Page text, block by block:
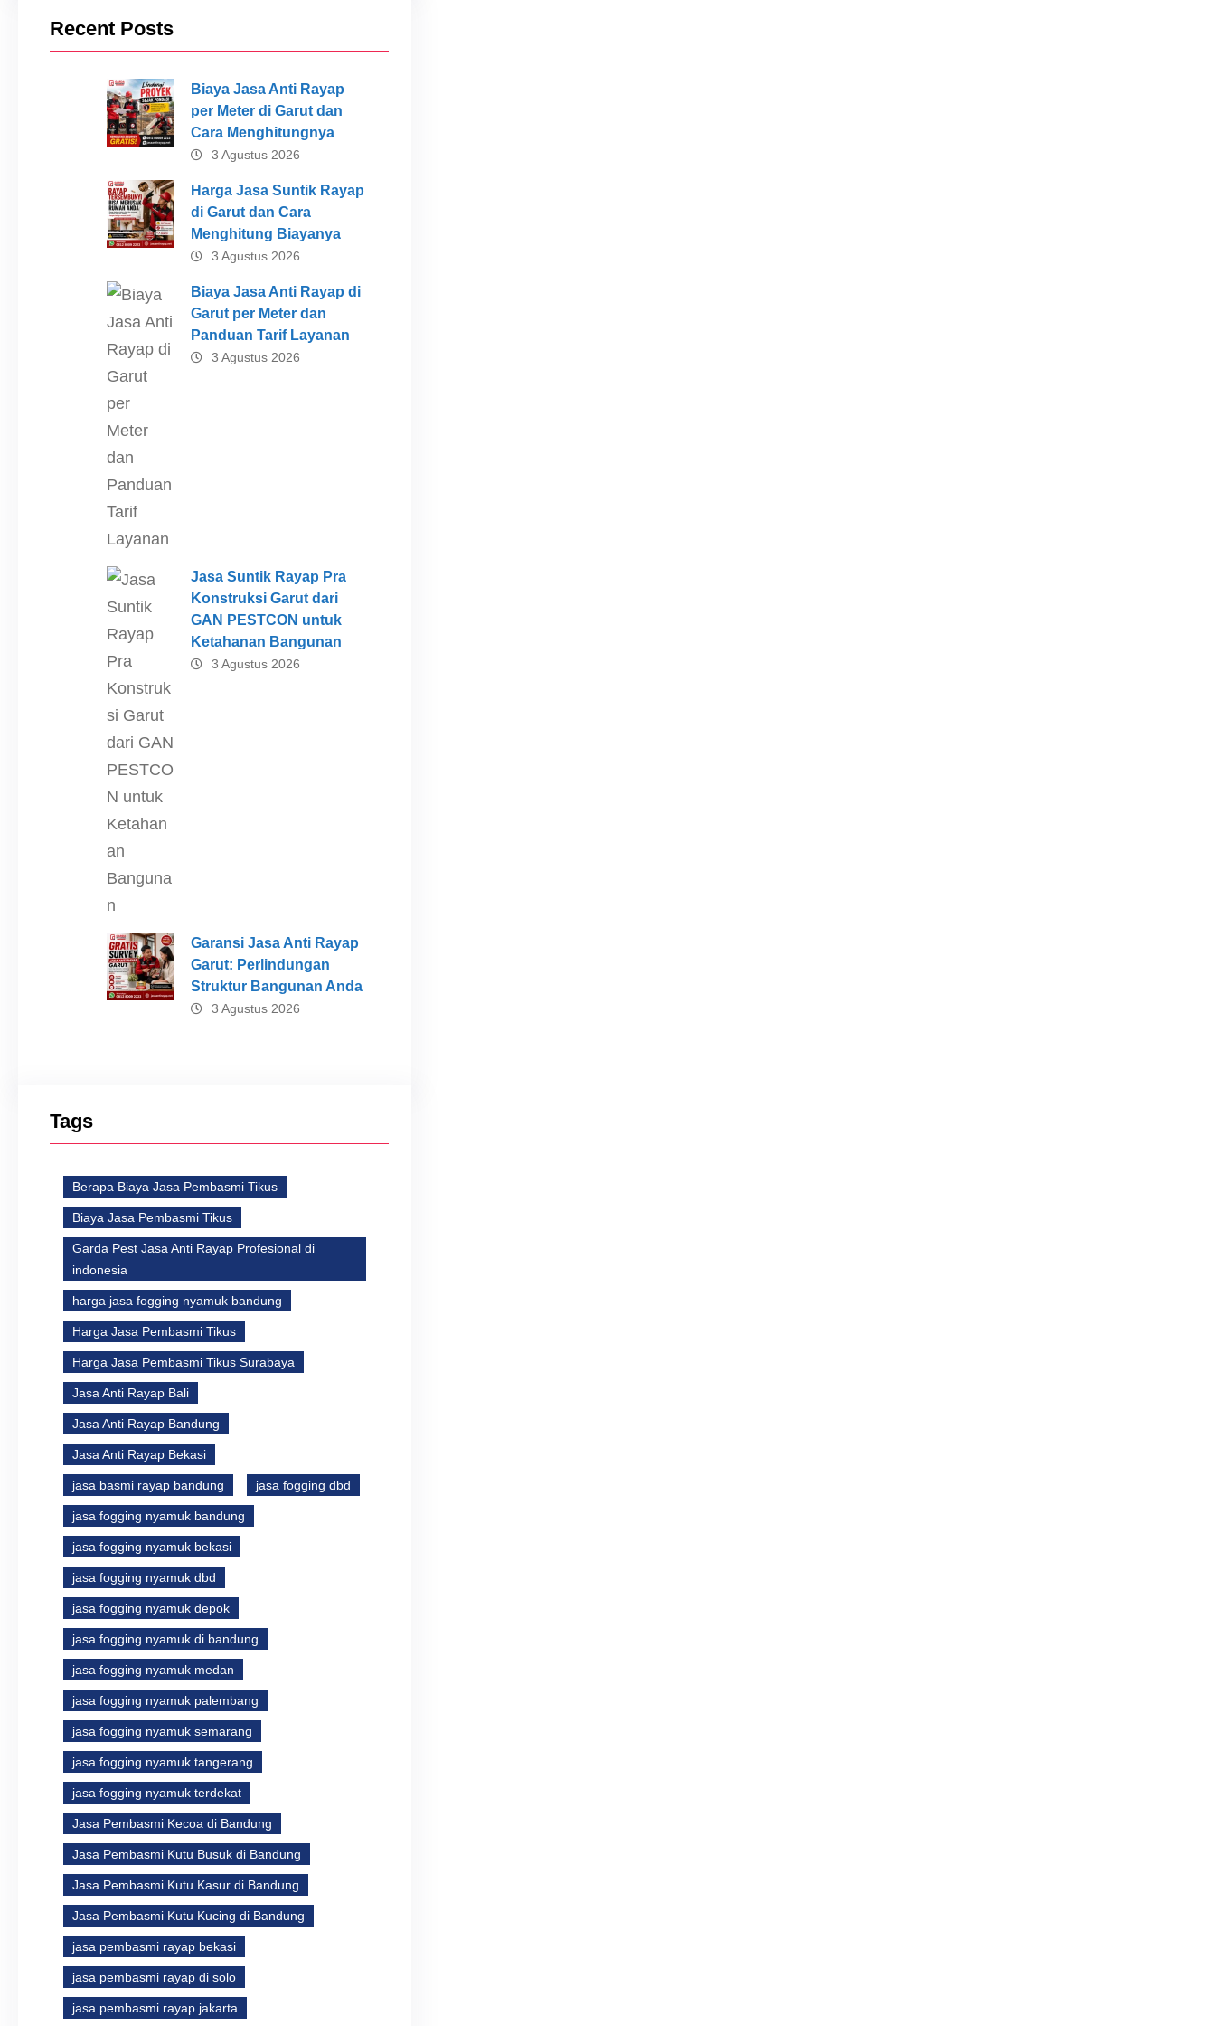
Recent Posts
Biaya Jasa Anti Rayap
per Meter di Garut dan
Cara Menghitungnya
3 Agustus 2026
Harga Jasa Suntik Rayap
di Garut dan Cara
Menghitung Biayanya
3 Agustus 2026
Biaya Jasa Anti Rayap di
Garut per Meter dan
Panduan Tarif Layanan
3 Agustus 2026
Jasa Suntik Rayap Pra
Konstruksi Garut dari
GAN PESTCON untuk
Ketahanan Bangunan
3 Agustus 2026
Garansi Jasa Anti Rayap
Garut: Perlindungan
Struktur Bangunan Anda
3 Agustus 2026
Tags
Berapa Biaya Jasa Pembasmi Tikus
Biaya Jasa Pembasmi Tikus
Garda Pest Jasa Anti Rayap Profesional di
indonesia
harga jasa fogging nyamuk bandung
Harga Jasa Pembasmi Tikus
Harga Jasa Pembasmi Tikus Surabaya
Jasa Anti Rayap Bali
Jasa Anti Rayap Bandung
Jasa Anti Rayap Bekasi
jasa basmi rayap bandung jasa fogging dbd
jasa fogging nyamuk bandung
jasa fogging nyamuk bekasi
jasa fogging nyamuk dbd
jasa fogging nyamuk depok
jasa fogging nyamuk di bandung
jasa fogging nyamuk medan
jasa fogging nyamuk palembang
jasa fogging nyamuk semarang
jasa fogging nyamuk tangerang
jasa fogging nyamuk terdekat
Jasa Pembasmi Kecoa di Bandung
Jasa Pembasmi Kutu Busuk di Bandung
Jasa Pembasmi Kutu Kasur di Bandung
Jasa Pembasmi Kutu Kucing di Bandung
jasa pembasmi rayap bekasi
jasa pembasmi rayap di solo
jasa pembasmi rayap jakarta